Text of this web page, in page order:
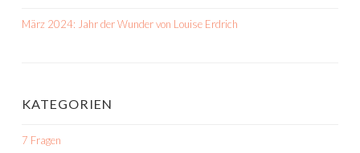
März 2024: Jahr der Wunder von Louise Erdrich
KATEGORIEN
7 Fragen